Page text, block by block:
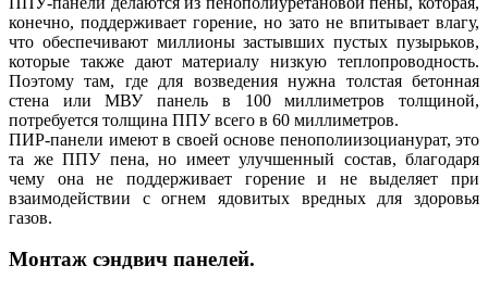
конечно, поддерживает горение, но зато не впитывает влагу,
что обеспечивают миллионы застывших пустых пузырьков,
которые также дают материалу низкую теплопроводность.
Поэтому там, где для возведения нужна толстая бетонная
стена или МВУ панель в 100 миллиметров толщиной,
потребуется толщина ППУ всего в 60 миллиметров.
ПИР-панели имеют в своей основе пенополиизоцианурат, это
та же ППУ пена, но имеет улучшенный состав, благодаря
чему она не поддерживает горение и не выделяет при
взаимодействии с огнем ядовитых вредных для здоровья
газов.
Монтаж сэндвич панелей.